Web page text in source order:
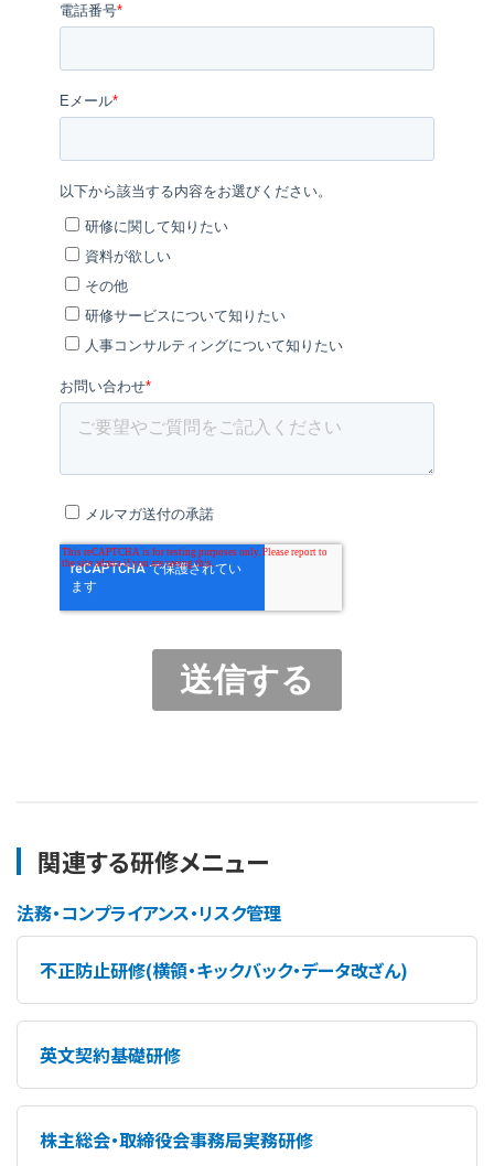
関連する研修メニュー
法務・コンプライアンス・リスク管理
不正防止研修(横領・キックバック・データ改ざん)
英文契約基礎研修
株主総会・取締役会事務局実務研修